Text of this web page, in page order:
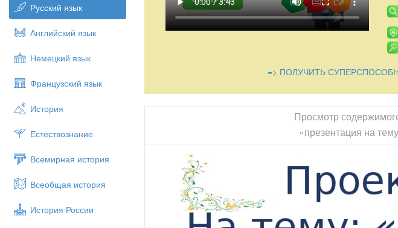
Русский язык
Английский язык
Немецкий язык
Французский язык
История
Естествознание
Всемирная история
Всеобщая история
История России
обнимает массу произведений всех въков и народов, и в
встречаются повторения одного и того же мотива. Русские и
примыкают к циклу сказаний о «мудрой девице» и клонятся к
жениха[1]. Несравненно меньше известно сказок с
=> ПОЛУЧИТЬ
Просмотр
«презентация на